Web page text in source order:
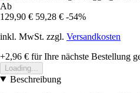
Ab
129,90 € 59,28 € -54%
inkl. MwSt. zzgl. Versandkosten
+2,96 € für Ihre nächste Bestellung
Loading...
Beschreibung